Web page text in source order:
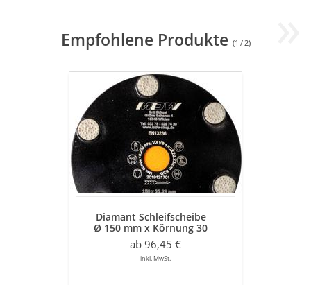
Empfohlene Produkte (1 /2)
Diamant
Schleifscheibe
Ø
150
mm
x
Körnung
30
mit
zum
Schleifen
Diamant Schleifscheibe
Ø 150 mm x Körnung 30
mit Klettaufnahme
zum Schleifen von Parketten
ab 96,45 €
inkl. MwSt.